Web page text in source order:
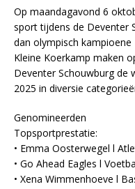
Op maandagavond 6
sport tijdens de Deventer
dan olympisch
Kleine Koerkamp maken
Deventer Schouwburg de
2025 in diversie
Genomineerden
Topsportprestatie:
• Emma Oosterwegel l
• Go Ahead Eagles l
• Xena Wimmenhoeve l